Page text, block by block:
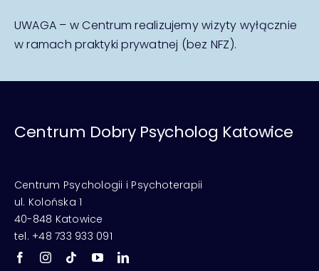
UWAGA – w Centrum realizujemy wizyty wyłącznie
w ramach praktyki prywatnej (bez NFZ).
Centrum Dobry Psycholog Katowice
Centrum Psychologii i Psychoterapii
ul. Kolońska 1
40-848 Katowice
tel. +48 733 933 091